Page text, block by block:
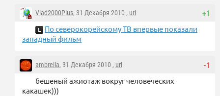
+1
Vlad2000Plus, 31 Декабря 2010 , url
По северокорейскому ТВ впервые показали
западный фильм
-1
ambrella, 31 Декабря 2010 , url
бешеный ажиотаж вокруг человеческих
какашек)))